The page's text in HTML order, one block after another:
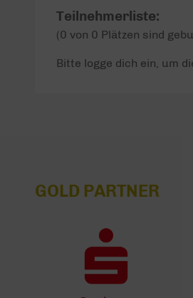
Teilnehmerliste:
(0 von 0 Plätzen sind
Bitte logge dich ein, um
GOLD PARTNER